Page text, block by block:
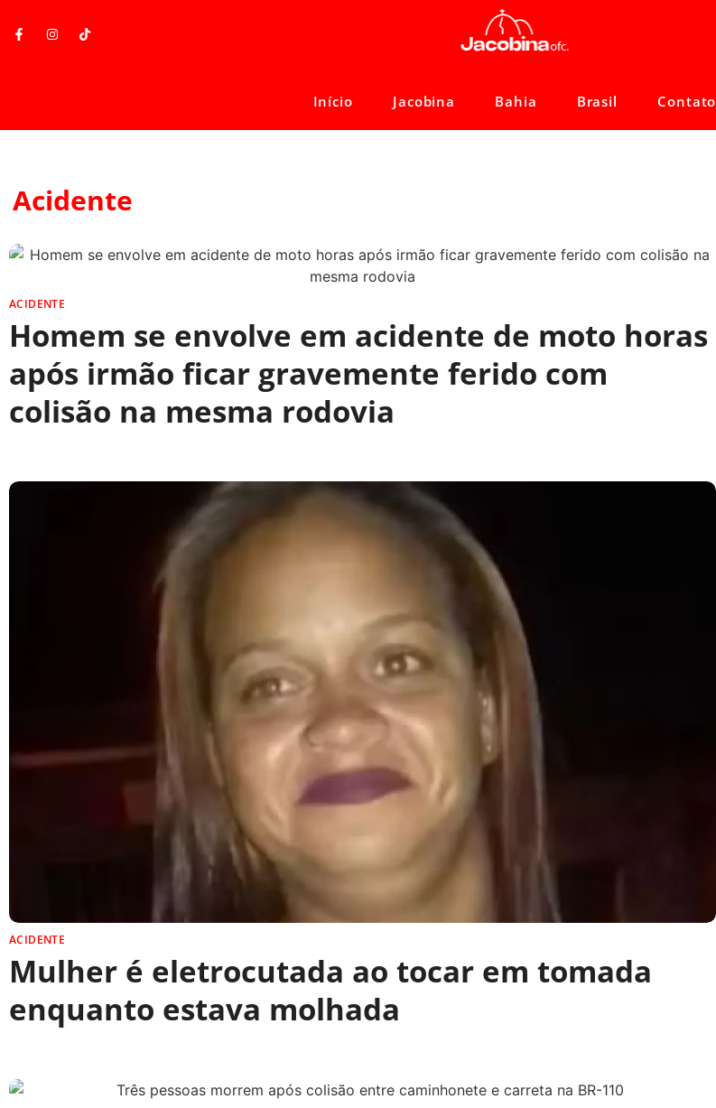
Início Jacobina Bahia Brasil Contato
Acidente
ACIDENTE
Homem se envolve em acidente de moto horas
após irmão ficar gravemente ferido com
colisão na mesma rodovia
ACIDENTE
Mulher é eletrocutada ao tocar em tomada
enquanto estava molhada